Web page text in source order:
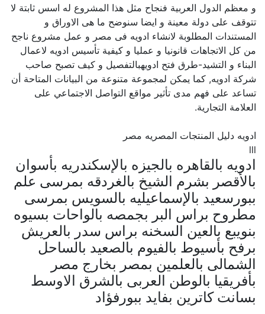
و معظم الدول العربية فنجاح مثل هذا المشروع له اسس ثابتة لا
تتوقف على دولة معينة و ايضا سنوضح ما هى الاوراق و
المستندات المطلوبة لانشاء ادويه فى مصر و عمل مشروع ناجح
من كل الاتجاهات قانونيا و عمليا و كيفية تأسيس ادويه لاعمال
البناء و التشيد-طرق فتح ادويهبالتفصيل و كيف تصبح صاحب
شركة ادويه, كما يمكن لمجموعة متنوعة من البيانات المتاحة أن
تساعد على فهم مدى تأثير مواقع التواصل الاجتماعي على
العلامة التجارية.
ادويه دليل المنتجات المصريه مصر
ادويه بالقاهره بالجيزه بالإسكندريه بأسوان
بالأقصر بشرم الشيخ بالغردقه بمرسى علم
ببورسعيد بالإسماعيليه بالسويس بمرسى
مطروح براس البر بجمصه بالواحات بسيوه
بنويبع بالعين السخنه براس سدر بالعريش
برفح بأسيوط بالفيوم بالصعيد بالساحل
الشمالى بالعلمين بمصر بخارج مصر
بأفريقيا بالوطن العربى بالشرق الاوسط
بسانت كاترين بفايد ببورفؤاد